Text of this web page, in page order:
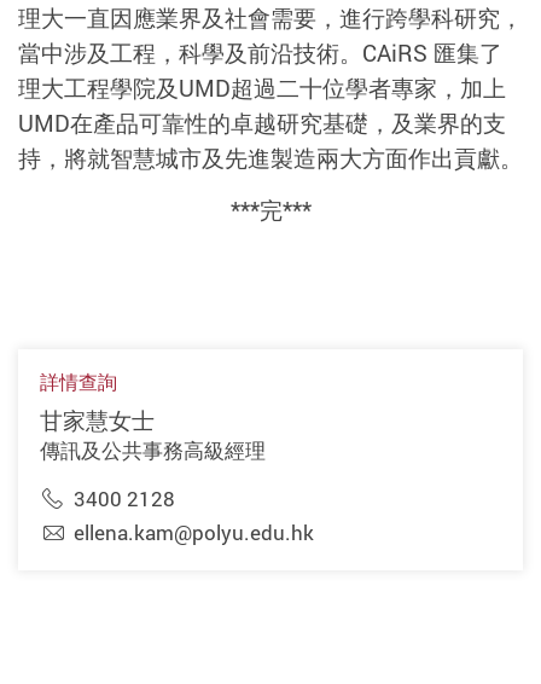
理大一直因應業界及社會需要，進行跨學科研究，
當中涉及工程，科學及前沿技術。CAiRS 匯集了
理大工程學院及UMD超過二十位學者專家，加上
UMD在產品可靠性的卓越研究基礎，及業界的支
持，將就智慧城市及先進製造兩大方面作出貢獻。
***完***
詳情查詢
甘家慧女士
傳訊及公共事務高級經理
3400 2128
ellena.kam@polyu.edu.hk